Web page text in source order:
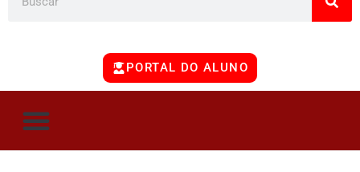
PORTAL DO ALUNO